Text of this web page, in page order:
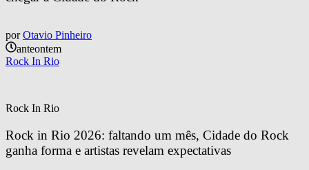
por Otavio Pinheiro
anteontem
Rock In Rio
Rock In Rio
Rock in Rio 2026: faltando um mês, Cidade do Rock
ganha forma e artistas revelam expectativas